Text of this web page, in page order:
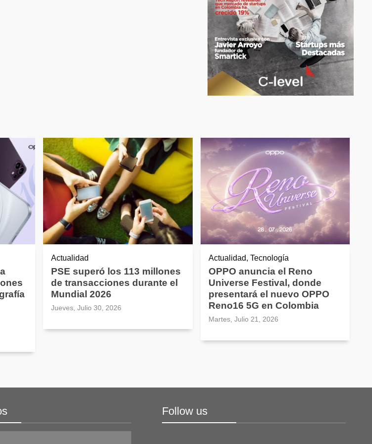
Actualidad
PSE superó los 113 millones
de transacciones durante el
Mundial 2026
Jueves, Julio 30, 2026
Actualidad, Tecnología
OPPO anuncia el Reno
Universe Festival, donde
presentará el nuevo OPPO
Reno16 5G en Colombia
Martes, Julio 21, 2026
Follow us